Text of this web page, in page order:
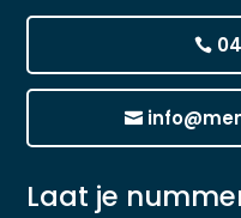
Laat je